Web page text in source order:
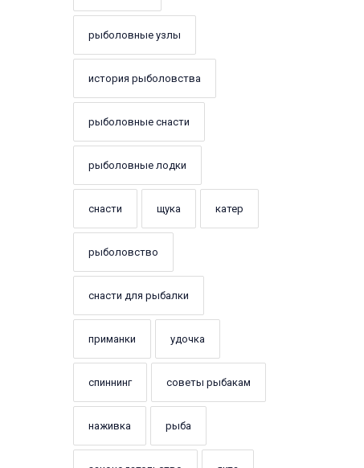
рыболовные узлы
история рыболовства
рыболовные снасти
рыболовные лодки
снасти щука катер
рыболовство
снасти для рыбалки
приманки удочка
спиннинг советы рыбакам
наживка рыба